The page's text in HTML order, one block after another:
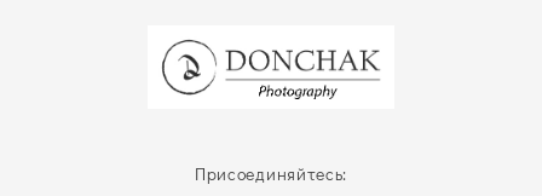
Присоединяйтесь: